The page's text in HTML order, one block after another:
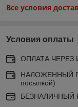
Все условия
Условия оплаты
ОПЛАТА ЧЕРЕЗ
НАЛОЖЕННЫЙ
посылкой)
БЕЗНАЛИЧНЫЙ